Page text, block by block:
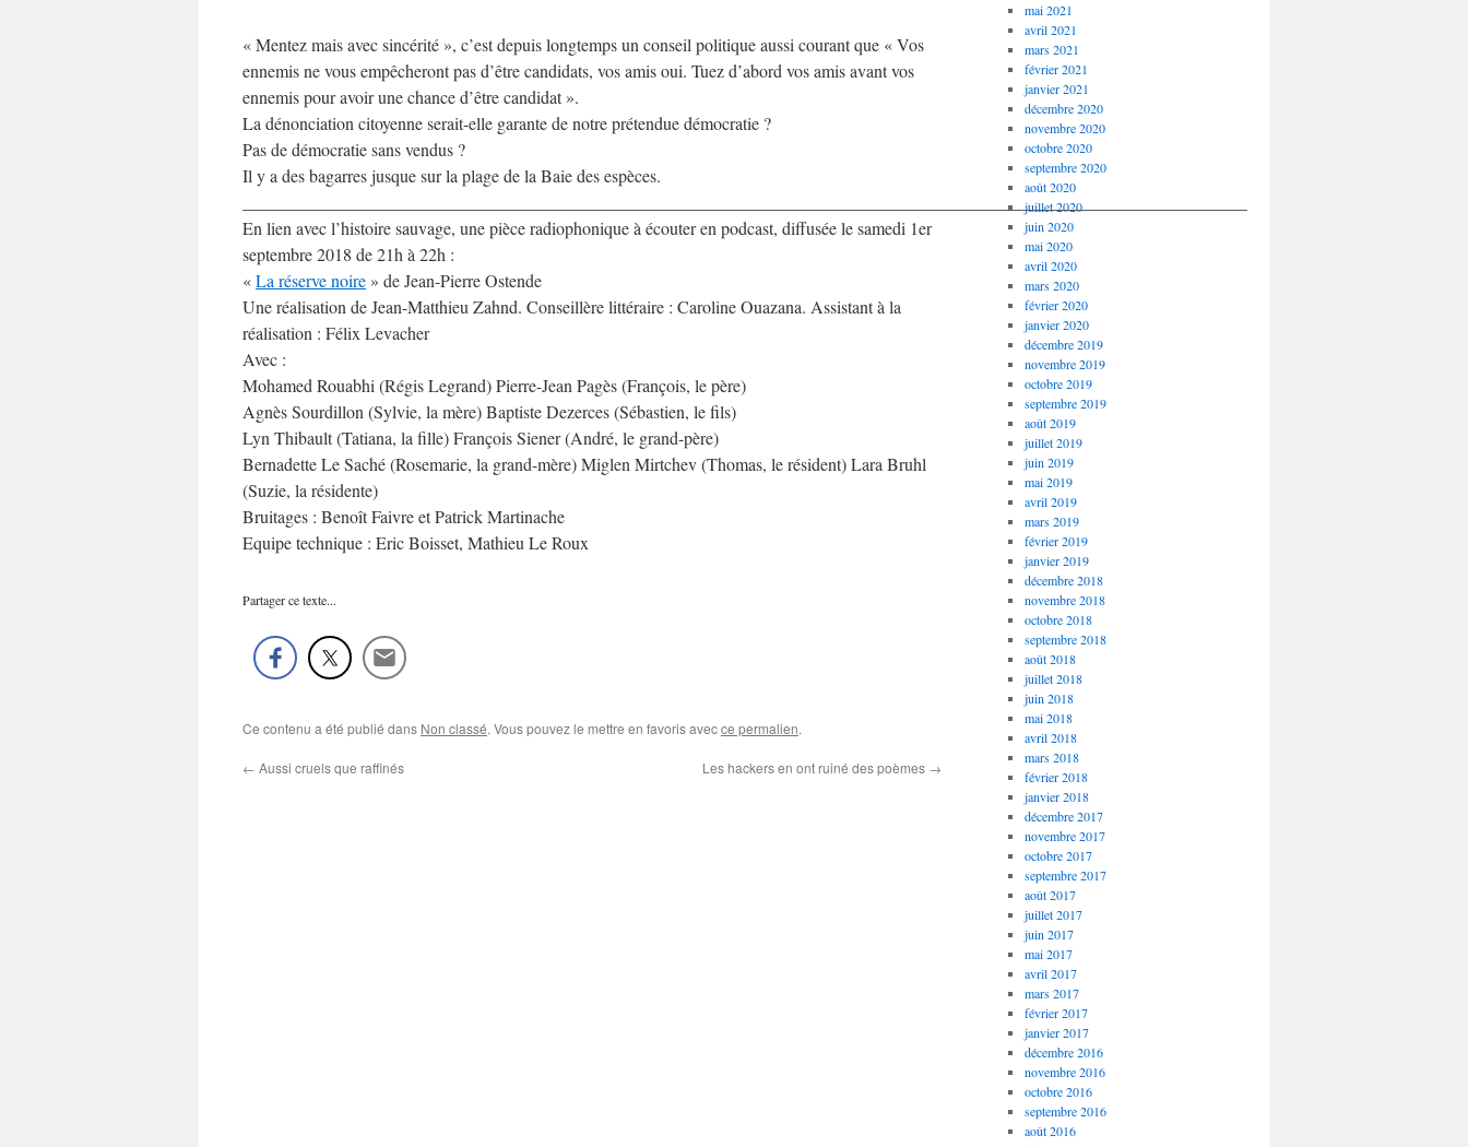
« Mentez mais avec sincérité », c’est depuis longtemps un conseil politique aussi courant que « Vos
ennemis ne vous empêcheront pas d’être candidats, vos amis oui. Tuez d’abord vos amis avant vos
ennemis pour avoir une chance d’être candidat ».
La dénonciation citoyenne serait-elle garante de notre prétendue démocratie ?
Pas de démocratie sans vendus ?
Il y a des bagarres jusque sur la plage de la Baie des espèces.
_____________________________________________________________________________________________________________________
En lien avec l’histoire sauvage, une pièce radiophonique à écouter en podcast, diffusée le samedi 1er
septembre 2018 de 21h à 22h :
«La réserve noire » de Jean-Pierre Ostende
Une réalisation de Jean-Matthieu Zahnd. Conseillère littéraire : Caroline Ouazana. Assistant à la
réalisation : Félix Levacher
Avec :
Mohamed Rouabhi (Régis Legrand) Pierre-Jean Pagès (François, le père)
Agnès Sourdillon (Sylvie, la mère) Baptiste Dezerces (Sébastien, le fils)
Lyn Thibault (Tatiana, la fille) François Siener (André, le grand-père)
Bernadette Le Saché (Rosemarie, la grand-mère) Miglen Mirtchev (Thomas, le résident) Lara Bruhl
(Suzie, la résidente)
Bruitages : Benoît Faivre et Patrick Martinache
Equipe technique : Eric Boisset, Mathieu Le Roux
Partager ce texte...
Ce contenu a été publié dans Non classé. Vous pouvez le mettre en favoris avecce permalien.
← Aussi cruels que raffinés Les hackers en ont ruiné des poèmes →
mai 2021
avril 2021
mars 2021
février 2021
janvier 2021
décembre 2020
novembre 2020
octobre 2020
septembre 2020
août 2020
juillet 2020
juin 2020
mai 2020
avril 2020
mars 2020
février 2020
janvier 2020
décembre 2019
novembre 2019
octobre 2019
septembre 2019
août 2019
juillet 2019
juin 2019
mai 2019
avril 2019
mars 2019
février 2019
janvier 2019
décembre 2018
novembre 2018
octobre 2018
septembre 2018
août 2018
juillet 2018
juin 2018
mai 2018
avril 2018
mars 2018
février 2018
janvier 2018
décembre 2017
novembre 2017
octobre 2017
septembre 2017
août 2017
juillet 2017
juin 2017
mai 2017
avril 2017
mars 2017
février 2017
janvier 2017
décembre 2016
novembre 2016
octobre 2016
septembre 2016
août 2016